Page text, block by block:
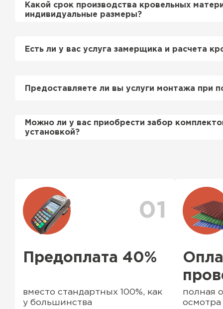
Какой срок производства кровельных
индивидуальные размеры?
профнастила 1-2 дня. Производственные
нам производить более 700 м2 в день.
Есть ли у вас услуга замерщика и расчета
просьбе приедет на объект и сделает
этом стоимость расчета нашим специалистом
Предоставляете ли вы услуги монтажа при
смонтировать Вашу кровлю и забор по
подробно уточняйте у менеджера по телефону.
Можно ли у вас приобрести забор
установкой?
01
Предоплата 40%
вместо стандартных 100%, как
у большинства
полная
осмотра